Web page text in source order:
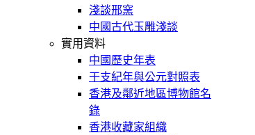
淺談邢窯
中國古代玉雕淺談
實用資料
中國歷史年表
干支紀年與公元對照表
香港及鄰近地區博物館名
錄
香港收藏家組織